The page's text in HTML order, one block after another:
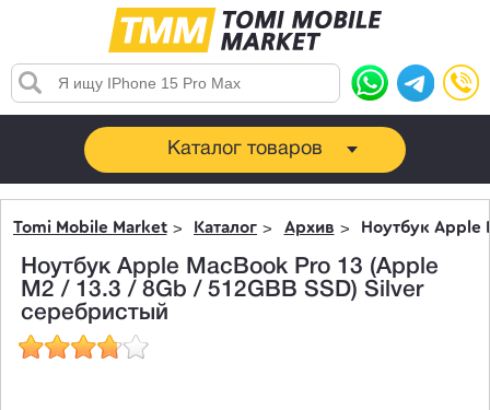
Каталог товаров
Tomi Mobile Market Каталог Архив Ноутбук Apple
Ноутбук Apple MacBook Pro 13 (Apple
M2 / 13.3 / 8Gb / 512GBB SSD) Silver
серебристый